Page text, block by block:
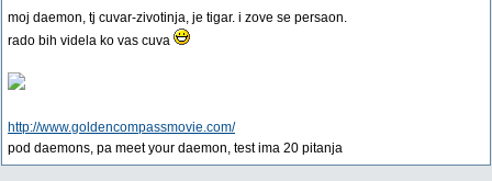
moj daemon, tj cuvar-zivotinja, je tigar. i zove se persaon.
rado bih videla ko vas cuva
http://www.goldencompassmovie.com/
pod daemons, pa meet your daemon, test ima 20 pitanja